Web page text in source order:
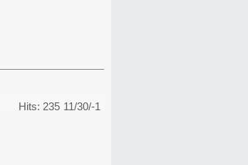
11/30/-1
Hits: 235